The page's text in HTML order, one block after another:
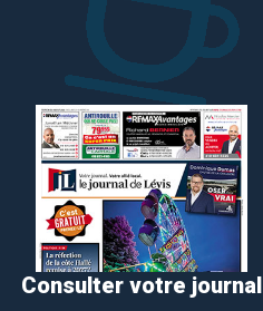
Consulter votre journal